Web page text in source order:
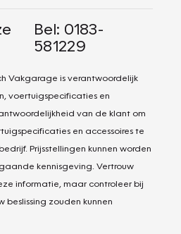
Bel: 0183-
581229
Vakgarage is verantwoordelijk
voertuigspecificaties en
van de klant om
en accessoires te
Prijsstellingen kunnen worden
kennisgeving. Vertrouw
informatie, maar controleer bij
zouden kunnen